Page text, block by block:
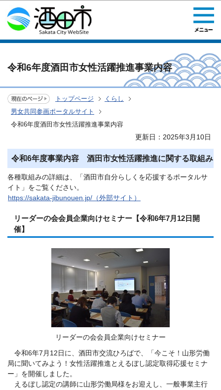
このページの本文へ移動
令和6年度酒田市女性活躍推進事業内容
トップページ
くらし
男女共同参画ポータルサイト
令和6年度酒田市女性活躍推進事業内容
更新日：2025年3月10日
令和6年度事業内容 酒田市女性活躍推進に関する取組み
各種取組みの詳細は、「酒田市自分らしくを応援するポータルサ
イト」をご覧ください。
https://sakata-jibunouen.jp/（外部サイト）
リーダーの会会員企業向けセミナー【令和6年7月12日開
催】
リーダーの会会員企業向けセミナー
令和6年7月12日に、酒田市交流ひろばで、「今こそ！山形労働
局に聞いてみよう！女性活躍推進とえるぼし認定取得応援セミナ
ー」を開催しました。
えるぼし認定の講師に山形労働局様をお迎えし、一般事業主行